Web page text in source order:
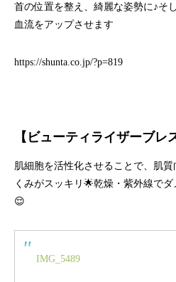
首の位置を整え、綺麗な姿勢に♪そ
血流をアップさせます
https://shunta.co.jp/?p=819
【ビューティライザーブレ
肌細胞を活性化させることで、肌
くみがスッキリ🌟乾燥・紫外線で
😌
IMG_5489